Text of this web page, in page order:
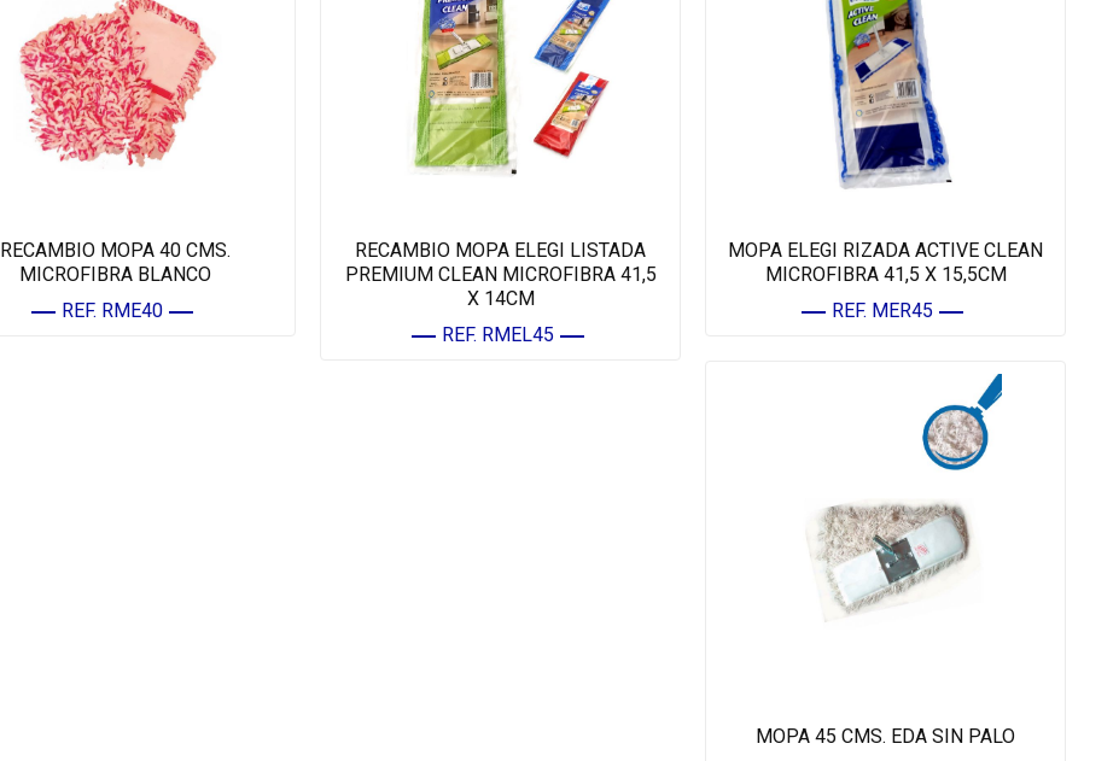
RECAMBIO MOPA 40 CMS.
MICROFIBRA BLANCO
REF. RME40
RECAMBIO MOPA ELEGI LISTADA
PREMIUM CLEAN MICROFIBRA 41,5
X 14CM
REF. RMEL45
MOPA ELEGI RIZADA ACTIVE CLEAN
MICROFIBRA 41,5 X 15,5CM
REF. MER45
MOPA 45 CMS. EDA SIN PALO